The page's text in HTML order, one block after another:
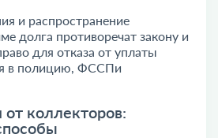
и распространение
долга противоречат закону и
для отказа от уплаты
в полицию, ФССПи
от коллекторов: